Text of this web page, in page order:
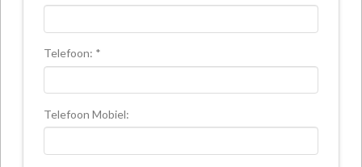
Telefoon: *
Telefoon Mobiel: